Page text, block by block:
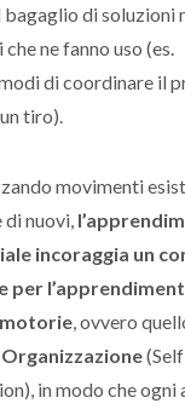
bagaglio di soluzioni
ne fanno uso (es.
di coordinare il
tiro).
movimenti
nuovi,
incoraggia un
per
, ovvero
in modo che ogni